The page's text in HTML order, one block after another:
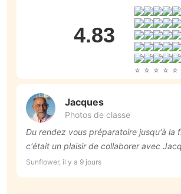
4.83
Jacques
Photos de classe
Du rendez vous préparatoire jusqu'à la
c'était un plaisir de collaborer avec
recommandons vivement.
Sunflower, il y a 9 jours